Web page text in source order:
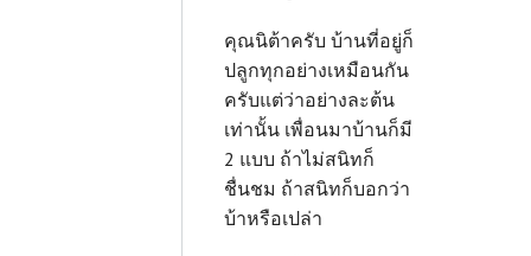
คุณนิต้าครับ บ้านที่อยู่ก็
ปลูกทุกอย่างเหมือนกัน
ครับแต่ว่าอย่างละต้น
เท่านั้น เพื่อนมาบ้านก็มี
2 แบบ ถ้าไม่สนิทก็
ชื่นชม ถ้าสนิทก็บอกว่า
บ้าหรือเปล่า